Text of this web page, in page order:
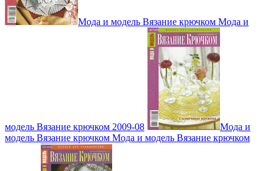
Мода и модель Вязание крючком Мода и
модель Вязание крючком 2009-08
Мода и
модель Вязание крючком Мода и модель Вязание крючком